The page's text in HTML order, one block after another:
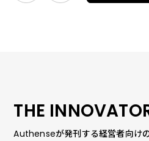
THE
Authenseが発刊する経営者向け